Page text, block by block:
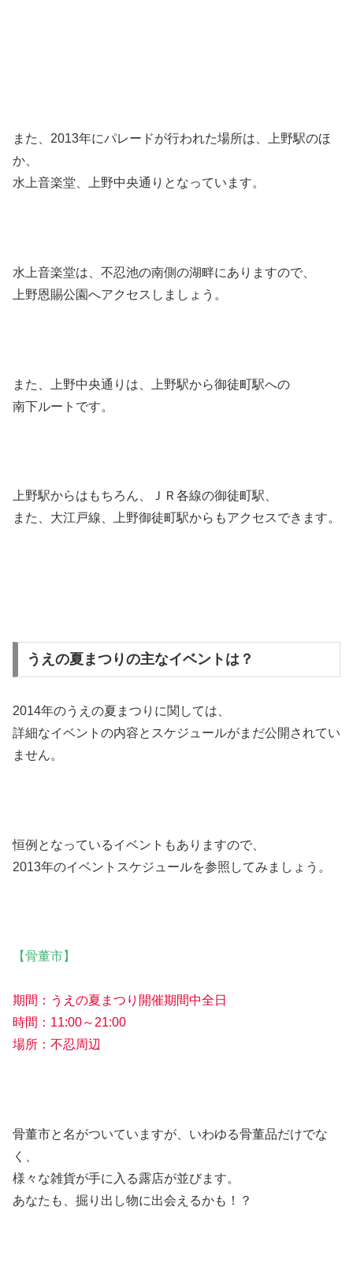
また、2013年にパレードが行われた場所は、上野駅のほ
か、
水上音楽堂、上野中央通りとなっています。
水上音楽堂は、不忍池の南側の湖畔にありますので、
上野恩賜公園へアクセスしましょう。
また、上野中央通りは、上野駅から御徒町駅への
南下ルートです。
上野駅からはもちろん、ＪＲ各線の御徒町駅、
また、大江戸線、上野御徒町駅からもアクセスできます。
うえの夏まつりの主なイベントは？
2014年のうえの夏まつりに関しては、
詳細なイベントの内容とスケジュールがまだ公開されてい
ません。
恒例となっているイベントもありますので、
2013年のイベントスケジュールを参照してみましょう。
【骨董市】
期間：うえの夏まつり開催期間中全日
時間：11:00～21:00
場所：不忍周辺
骨董市と名がついていますが、いわゆる骨董品だけでな
く、
様々な雑貨が手に入る露店が並びます。
あなたも、掘り出し物に出会えるかも！？